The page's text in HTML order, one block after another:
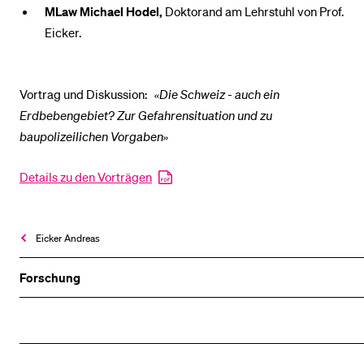
Eicker Andreas
Forschung
MLaw Michael Hodel, Doktorand am Lehrstuhl von Prof.
Eicker.
Vortrag und Diskussion: «Die Schweiz - auch ein
Erdbebengebiet? Zur Gefahrensituation und zu
baupolizeilichen Vorgaben»
Details zu den Vorträgen